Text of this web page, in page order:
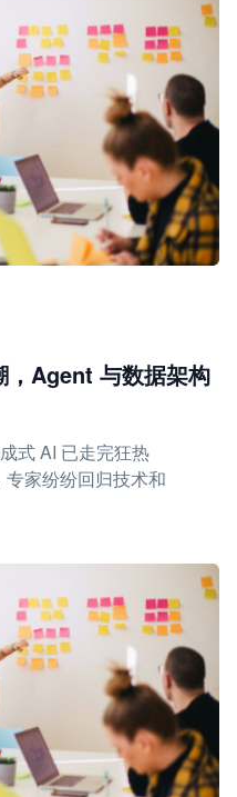
，Agent 与数据架构
式 AI 已走完狂热
家纷纷回归技术和